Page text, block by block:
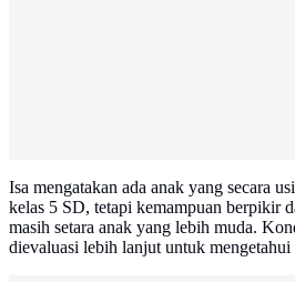
Isa mengatakan ada anak yang secara
kelas 5 SD, tetapi kemampuan berpikir
masih setara anak yang lebih muda.
dievaluasi lebih lanjut untuk mengetahui